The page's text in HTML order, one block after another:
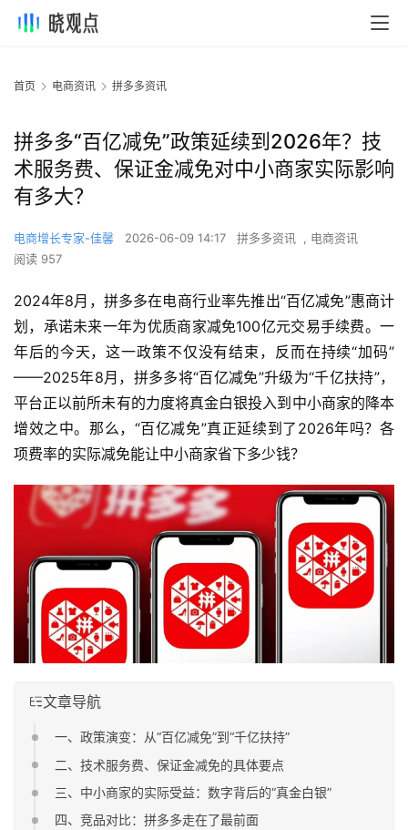
首页 电商资讯 拼多多资讯
拼多多“百亿减免”政策延续到2026年？技
术服务费、保证金减免对中小商家实际影响
有多大？
电商增长专家-佳馨 2026-06-09 14:17 拼多多资讯 , 电商资讯
阅读 957
2024年8月，拼多多在电商行业率先推出“百亿减免”惠商计
划，承诺未来一年为优质商家减免100亿元交易手续费。一
年后的今天，这一政策不仅没有结束，反而在持续“加码”
——2025年8月，拼多多将“百亿减免”升级为“千亿扶持”，
平台正以前所未有的力度将真金白银投入到中小商家的降本
增效之中。那么，“百亿减免”真正延续到了2026年吗？各
项费率的实际减免能让中小商家省下多少钱？
文章导航
一、政策演变：从“百亿减免”到“千亿扶持”
二、技术服务费、保证金减免的具体要点
三、中小商家的实际受益：数字背后的“真金白银”
四、竞品对比：拼多多走在了最前面